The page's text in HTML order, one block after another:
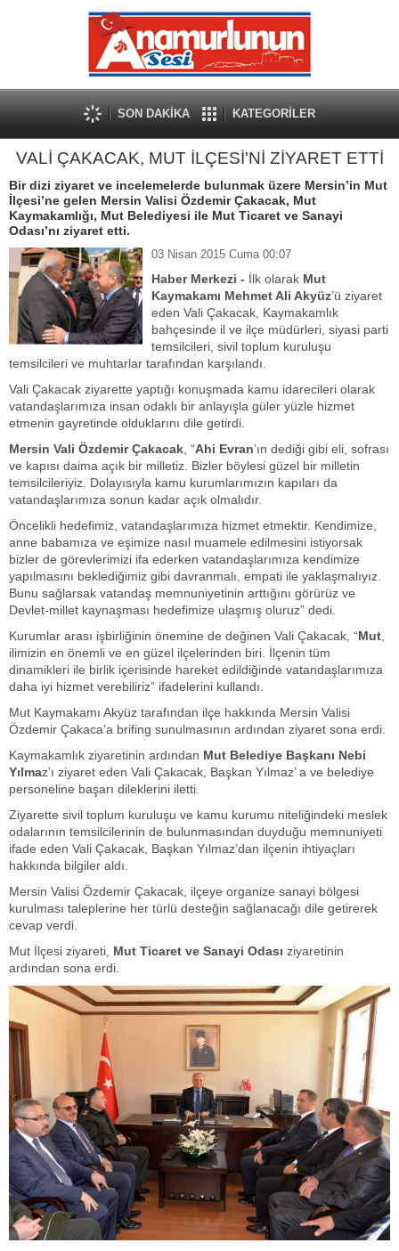
SON DAKİKA KATEGORİLER
VALİ ÇAKACAK, MUT İLÇESİ'Nİ ZİYARET ETTİ
Bir dizi ziyaret ve incelemelerde bulunmak üzere Mersin’in Mut
İlçesi’ne gelen Mersin Valisi Özdemir Çakacak, Mut
Kaymakamlığı, Mut Belediyesi ile Mut Ticaret ve Sanayi
Odası’nı ziyaret etti.
03 Nisan 2015 Cuma 00:07
Haber Merkezi - İlk olarak Mut
Kaymakamı Mehmet Ali Akyüz’ü ziyaret
eden Vali Çakacak, Kaymakamlık
bahçesinde il ve ilçe müdürleri, siyasi parti
temsilcileri, sivil toplum kuruluşu
temsilcileri ve muhtarlar tarafından karşılandı.
Vali Çakacak ziyarette yaptığı konuşmada kamu idarecileri olarak
vatandaşlarımıza insan odaklı bir anlayışla güler yüzle hizmet
etmenin gayretinde olduklarını dile getirdi.
Mersin Vali Özdemir Çakacak , “Ahi Evran’ın dediği gibi eli, sofrası
ve kapısı daima açık bir milletiz. Bizler böylesi güzel bir milletin
temsilcileriyiz. Dolayısıyla kamu kurumlarımızın kapıları da
vatandaşlarımıza sonun kadar açık olmalıdır.
Öncelikli hedefimiz, vatandaşlarımıza hizmet etmektir. Kendimize,
anne babamıza ve eşimize nasıl muamele edilmesini istiyorsak
bizler de görevlerimizi ifa ederken vatandaşlarımıza kendimize
yapılmasını beklediğimiz gibi davranmalı, empati ile yaklaşmalıyız.
Bunu sağlarsak vatandaş memnuniyetinin arttığını görürüz ve
Devlet-millet kaynaşması hedefimize ulaşmış oluruz” dedi.
Kurumlar arası işbirliğinin önemine de değinen Vali Çakacak, “Mut
ilimizin en önemli ve en güzel ilçelerinden biri. İlçenin tüm
dinamikleri ile birlik içerisinde hareket edildiğinde vatandaşlarımıza
daha iyi hizmet verebiliriz” ifadelerini kullandı.
Mut Kaymakamı Akyüz tarafından ilçe hakkında Mersin Valisi
Özdemir Çakaca’a brifing sunulmasının ardından ziyaret sona erdi.
Kaymakamlık ziyaretinin ardından Mut Belediye Başkanı Nebi
Yılmaz’ı ziyaret eden Vali Çakacak, Başkan Yılmaz’ a ve belediye
personeline başarı dileklerini iletti.
Ziyarette sivil toplum kuruluşu ve kamu kurumu niteliğindeki meslek
odalarının temsilcilerinin de bulunmasından duyduğu memnuniyeti
ifade eden Vali Çakacak, Başkan Yılmaz’dan ilçenin ihtiyaçları
hakkında bilgiler aldı.
Mersin Valisi Özdemir Çakacak, ilçeye organize sanayi bölgesi
kurulması taleplerine her türlü desteğin sağlanacağı dile getirerek
cevap verdi.
Mut İlçesi ziyareti, Mut Ticaret ve Sanayi Odası ziyaretinin
ardından sona erdi.